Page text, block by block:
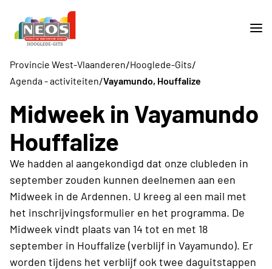
Provincie West-Vlaanderen/Hooglede-Gits/
Agenda - activiteiten/Vayamundo, Houffalize
Midweek in Vayamundo
Houffalize
We hadden al aangekondigd dat onze clubleden in
september zouden kunnen deelnemen aan een
Midweek in de Ardennen. U kreeg al een mail met
het inschrijvingsformulier en het programma. De
Midweek vindt plaats van 14 tot en met 18
september in Houffalize (verblijf in Vayamundo). Er
worden tijdens het verblijf ook twee daguitstappen